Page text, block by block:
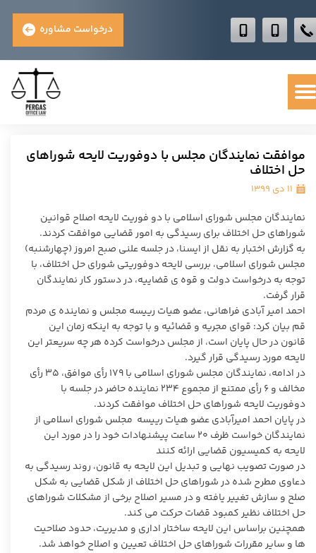
درخواست مشاوره
موافقت نمایندگان مجلس با دوفوریت لایحه شوراهای
حل اختلاف
۱۱ دی ۱۳۹۹
نمایندگان مجلس شورای اسلامی با دو فوریت لایحه اصلاح قوانین
شوراهای حل اختلاف برای رسیدگی به امور قضایی موافقت کردند.
به گزارش اختبار به نقل از ایسنا، در جلسه علنی صبح امروز (چهارشنبه)
مجلس شورای اسلامی، بررسی لایحه دوفوریتی شورای حل اختلاف، با
توجه به درخواست دولت و قوه ی قضاییه، در دستور کار نمایندگان
قرار گرفت.
احمد امیر آبادی فراهانی، عضو هیات رییسه مجلس و نماینده ی مردم
قم بیان کرد: قوای مجریه و قضائیه و با توجه به اینکه زمان این
قانون در حال پایان است، از مجلس درخواست کرده هر چه سریعتر این
لایحه مورد رسیدگی قرار گیرد.
در ادامه، نمایندگان مجلس شورای اسلامی با ۱۷۹ رأی موافق، ۳۵ رأی
مخالف و ۶ رأی ممتنع از مجموع ۲۳۴ نماینده حاضر در جلسه با
دوفوریت لایحه شوراهای حل اختلاف موافقت کردند.
در پایان احمد امیرآبادی عضو هیات رییسه مجلس شورای اسلامی از
نمایندگان خواست ظرف ۲۰ ساعت پیشنهادات خود را در مورد این
لایحه به کمیسیون قضایی ارائه کنند
در صورت تصویب نهایی و تبدیل این لایحه به قانون، روند رسیدگی به
دعاوی مطرح شده در شوراهای حل اختلاف از شکل قضایی به شکل
صلح و سازش تغییر یافته و در مسیر اصلاح برخی از مشکلات شوراهای
حل اختلاف نظیر کمبود قضات حرکت می کند.
همچنین براساس این لایحه ساختار اداری و مدیریت، حدود صلاحیت
ها و سایر مقررات شوراهای حل اختلاف تعیین و اصلاح خواهد شد.